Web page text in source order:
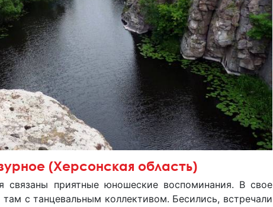
(Херсонская область)
приятные юношеские воспоминания. В свое
с танцевальным коллективом. Бесились, встречали